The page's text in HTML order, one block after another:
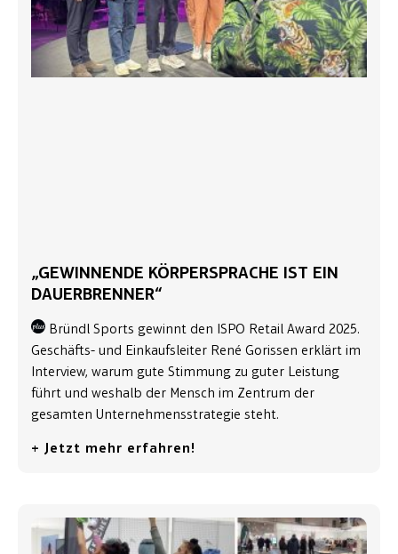
„GEWINNENDE KÖRPERSPRACHE IST EIN
DAUERBRENNER“
Bründl Sports gewinnt den ISPO Retail Award 2025.
Geschäfts- und Einkaufsleiter René Gorissen erklärt im
Interview, warum gute Stimmung zu guter Leistung
führt und weshalb der Mensch im Zentrum der
gesamten Unternehmensstrategie steht.
+ Jetzt mehr erfahren!